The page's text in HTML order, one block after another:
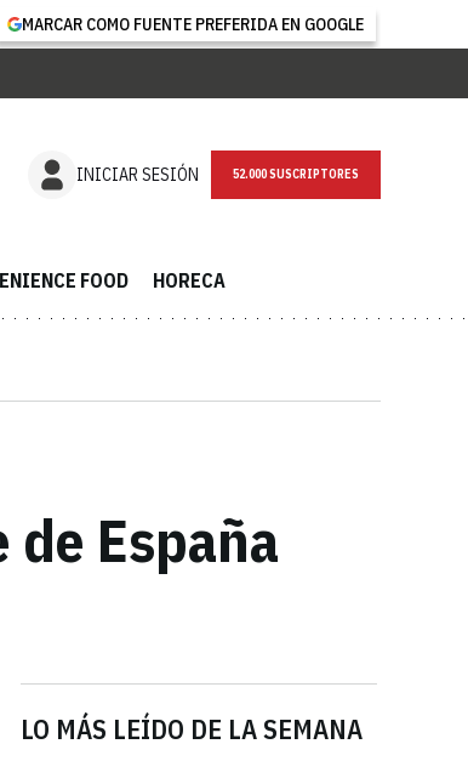
MARCAR COMO FUENTE PREFERIDA EN GOOGLE
INICIAR SESIÓN NEWSLETTER
FOOD HORECA
España
LO MÁS LEÍDO DE LA SEMANA